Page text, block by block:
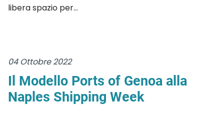
libera spazio per...
04 Ottobre 2022
Il Modello Ports of Genoa alla
Naples Shipping Week